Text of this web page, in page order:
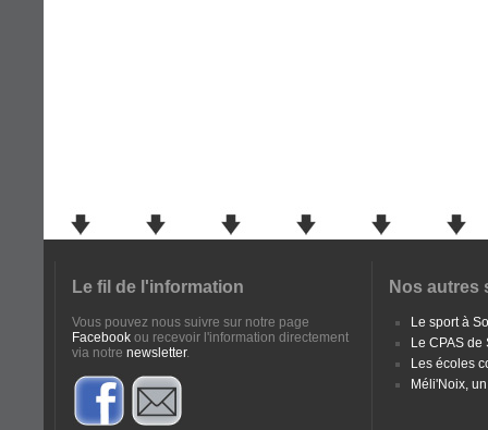
Le fil de l'information
Vous pouvez nous suivre sur notre page
Facebook ou recevoir l'information directement
via notre newsletter.
Nos autres
Le sport à
Le CPAS
Les écoles
Méli'Noix,